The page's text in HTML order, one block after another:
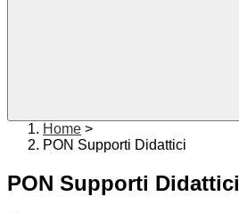
Home >
PON Supporti Didattici
PON Supporti Didattici